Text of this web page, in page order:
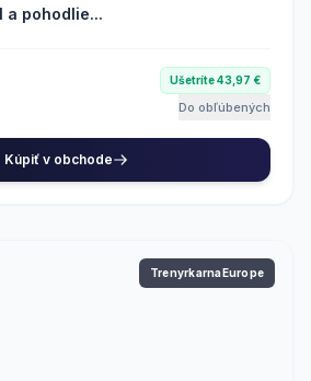
a pohodlie...
Ušetríte 43,97 €
Do obľúbených
Kúpiť v obchode
TrenyrkarnaEurope